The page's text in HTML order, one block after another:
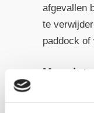
afgevallen
te
paddock of
Maar let